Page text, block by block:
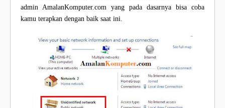
admin AmalanKomputer.com yang pada dasarnya bisa coba
kamu terapkan dengan baik saat ini.